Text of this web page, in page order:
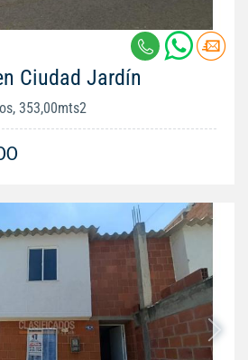
Ciudad Jardín
353,00mts2